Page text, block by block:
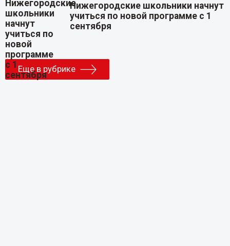
Нижегородские школьники начнут
учиться по новой программе с 1
сентября
Еще в рубрике